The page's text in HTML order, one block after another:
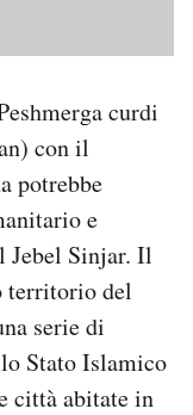
curdi
con il
potrebbe
e
Jebel Sinjar. Il
territorio del
serie di
Stato Islamico
città abitate in